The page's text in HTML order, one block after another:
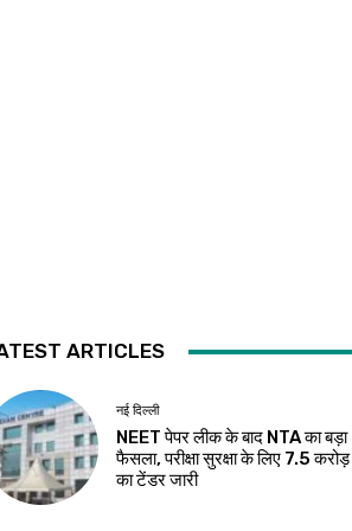
ARTICLES
नई दिल्ली
NEET पेपर लीक के बाद NTA का बड़ा
फैसला, परीक्षा सुरक्षा के लिए ₹7.5 करोड़
का टेंडर जारी